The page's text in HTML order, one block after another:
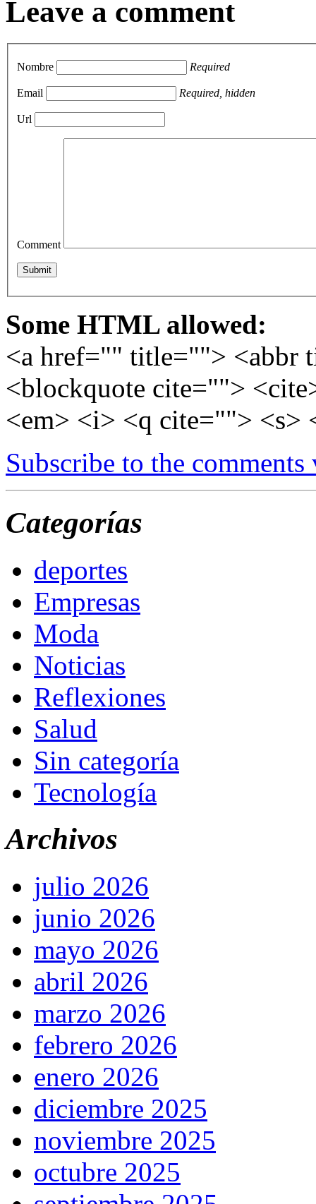
Leave a comment
Nombre Required
Email Required, hidden
Url
Comment
Some HTML allowed:
<a href="" title=""> <abbr
<blockquote cite="">
<em> <i> <q cite=""> <s>
Subscribe to the comments
Categorías
deportes
Empresas
Moda
Noticias
Reflexiones
Salud
Sin categoría
Tecnología
Archivos
julio 2026
junio 2026
mayo 2026
abril 2026
marzo 2026
febrero 2026
enero 2026
diciembre 2025
noviembre 2025
octubre 2025